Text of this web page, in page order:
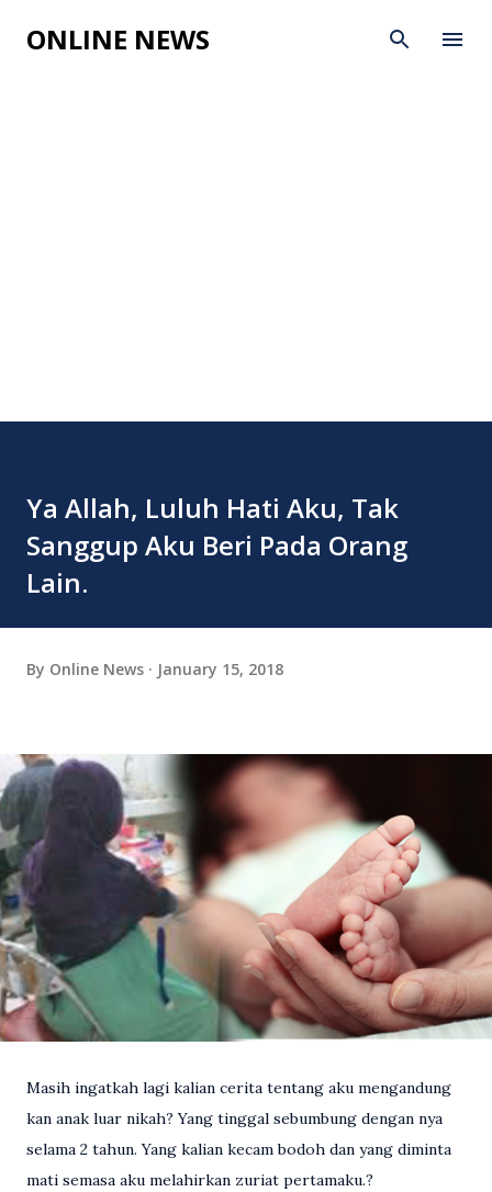
Skip to main content
ONLINE NEWS
Ya Allah, Luluh Hati Aku, Tak
Sanggup Aku Beri Pada Orang
Lain.
By Online News January 15, 2018
Masih ingatkah lagi kalian cerita tentang aku mengandung
kan anak luar nikah? Yang tinggal sebumbung dengan nya
selama 2 tahun. Yang kalian kecam bodoh dan yang diminta
mati semasa aku melahirkan zuriat pertamaku.?